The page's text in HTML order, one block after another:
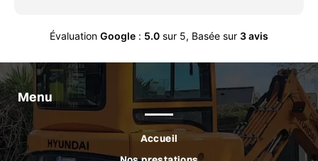
Évaluation Google : 5.0 sur 5, Basée sur 3 avis
Menu
Accueil